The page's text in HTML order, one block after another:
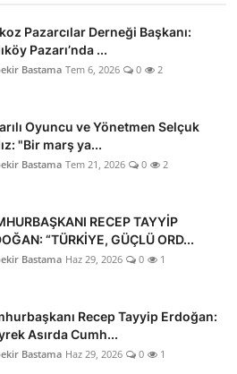
Pazarcılar Derneği Başkanı:
Pazarı’nda ...
Bastama Tem 6, 2026 0 2
Oyuncu ve Yönetmen Selçuk
"Bir marş ya...
Bastama Tem 21, 2026 0 2
RECEP TAYYİP
“TÜRKİYE, GÜÇLÜ ORD...
Bastama Haz 29, 2026 0 1
Recep Tayyip Erdoğan:
Asırda Cumh...
Bastama Haz 29, 2026 0 1